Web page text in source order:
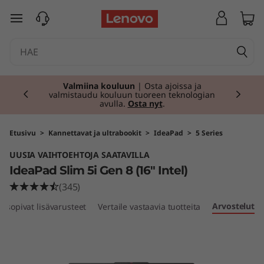
a
d
S
siirry pääsisältöön
Lenovo Pro yritysasiakkaille| Eksklusiiviset
B2B-hinnat, oma asiantuntija ym. Soita: 09
Rekisteröidy nyt ILMAISEKSI.
Currently displaying item 2 of 2
Etusivu > Kannettavat ja ultrabookit > IdeaPad > 5 Series
UUSIA VAIHTOEHTOJA SAATAVILLA
IdeaPad Slim 5i Gen 8 (16" Intel)
(345)
lisävarusteet Vertaile vastaavia tuotteita Arvostelut